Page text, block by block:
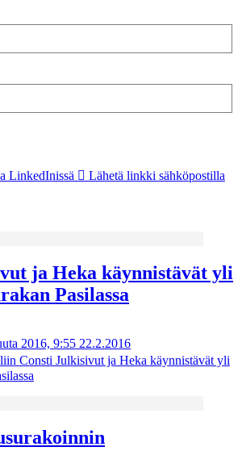
LinkedInissä Lähetä linkki sähköpostilla
ja Heka käynnistävät yli
Pasilassa
2016, 9:55 22.2.2016
Consti Julkisivut ja Heka käynnistävät yli